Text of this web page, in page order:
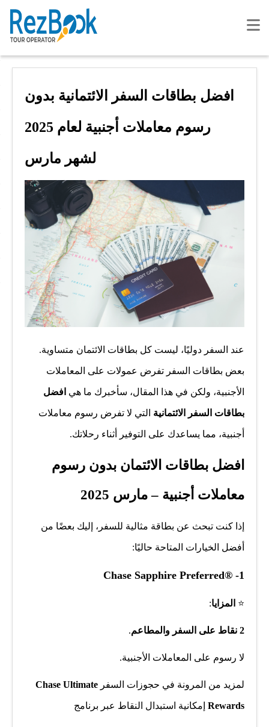
افضل بطاقات السفر الائتمانية بدون
رسوم معاملات أجنبية لعام 2025
لشهر مارس
عند السفر دوليًا، ليست كل بطاقات الائتمان متساوية.
بعض بطاقات السفر تفرض عمولات على المعاملات
الأجنبية، ولكن في هذا المقال، سأخبرك ما هي افضل
بطاقات السفر الائتمانية التي لا تفرض رسوم معاملات
أجنبية، مما يساعدك على التوفير أثناء رحلاتك.
افضل بطاقات الائتمان بدون رسوم
معاملات أجنبية – مارس 2025
إذا كنت تبحث عن بطاقة مثالية للسفر، إليك بعضًا من
أفضل الخيارات المتاحة حاليًا:
Chase Sapphire Preferred® -1
⭐ المزايا:
2 نقاط على السفر والمطاعم .
لا رسوم على المعاملات الأجنبية.
لمزيد من المرونة في حجوزات السفر Chase Ultimate
Rewards إمكانية استبدال النقاط عبر برنامج